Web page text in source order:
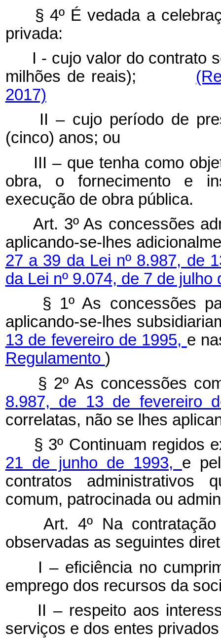
§ 4º É vedada a
privada:
I - cujo valor do contrato
milhões de reais);
2017)
II – cujo período de
(cinco) anos; ou
III – que tenha como
obra, o fornecimento e
execução de obra pública.
Art. 3º As concessões
aplicando-se-lhes
27 a 39 da Lei nº 8.987, de
da Lei nº 9.074, de 7 de
§ 1º As concessões
aplicando-se-lhes
13 de fevereiro de 1995, e
Regulamento )
§ 2º As concessões
8.987, de 13 de fevereiro
correlatas, não se lhes
§ 3º Continuam regidos
21 de junho de 1993, e
contratos administrativos
comum, patrocinada ou
Art. 4º Na contratação
observadas as seguintes
I – eficiência no
emprego dos recursos da
II – respeito aos
serviços e dos entes